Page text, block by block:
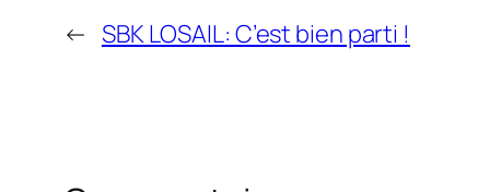
← SBK LOSAIL: C’est bien parti !